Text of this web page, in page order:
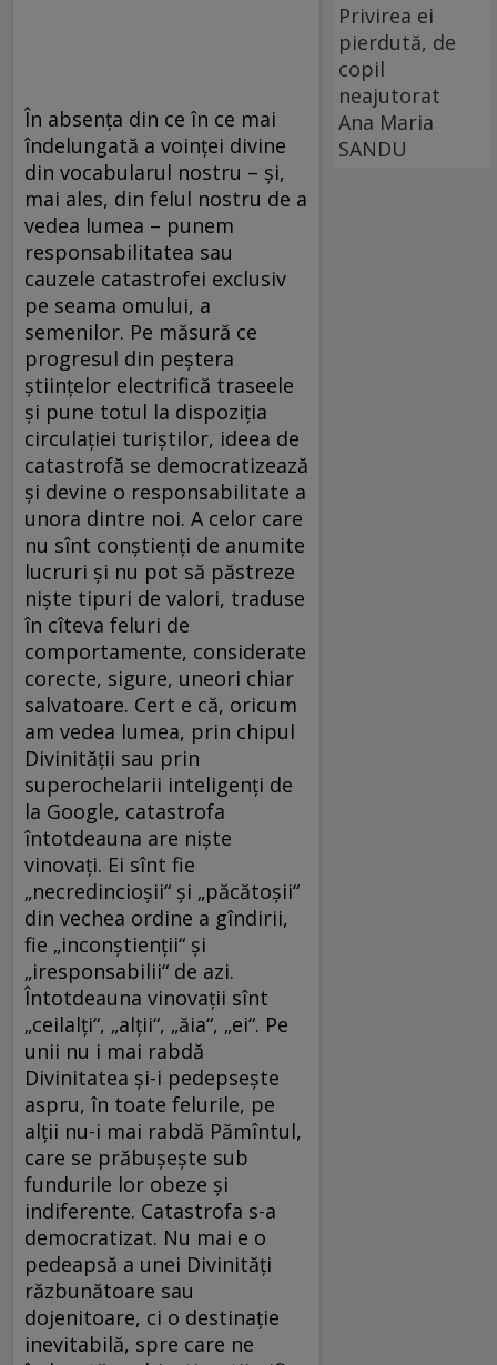
În absența din ce în ce mai
îndelungată a voinței divine
din vocabularul nostru – și,
mai ales, din felul nostru de a
vedea lumea – punem
responsabilitatea sau
cauzele catastrofei exclusiv
pe seama omului, a
semenilor. Pe măsură ce
progresul din peștera
științelor electrifică traseele
și pune totul la dispoziția
circulației turiștilor, ideea de
catastrofă se democratizează
și devine o responsabilitate a
unora dintre noi. A celor care
nu sînt conștienți de anumite
lucruri și nu pot să păstreze
niște tipuri de valori, traduse
în cîteva feluri de
comportamente, considerate
corecte, sigure, uneori chiar
salvatoare. Cert e că, oricum
am vedea lumea, prin chipul
Divinității sau prin
superochelarii inteligenți de
la Google, catastrofa
întotdeauna are niște
vinovați. Ei sînt fie
„necredincioșii“ și „păcătoșii“
din vechea ordine a gîndirii,
fie „inconștienții“ și
„iresponsabilii“ de azi.
Întotdeauna vinovații sînt
„ceilalți“, „alții“, „ăia“, „ei“. Pe
unii nu i mai rabdă
Divinitatea și-i pedepsește
aspru, în toate felurile, pe
alții nu-i mai rabdă Pămîntul,
care se prăbușește sub
fundurile lor obeze și
indiferente. Catastrofa s-a
democratizat. Nu mai e o
pedeapsă a unei Divinități
răzbunătoare sau
dojenitoare, ci o destinație
inevitabilă, spre care ne
Privirea ei
pierdută, de
copil
neajutorat
Ana Maria
SANDU